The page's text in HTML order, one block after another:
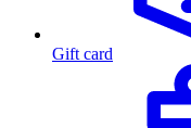
Gift card